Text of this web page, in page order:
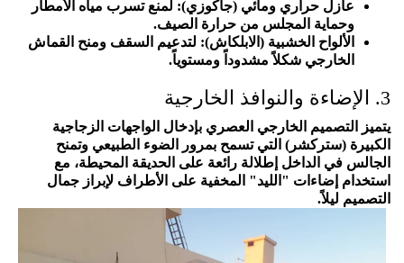
عازل حراري ومائي (جاكوزي): لمنع تسرب مياه الأمطار
وحماية المجلس من حرارة الصيف.
الألواح الخشبية (الابلكاش): لتدعيم السقف ومنح القماش
الخارجي شكلاً مشدوداً ومستوياً.
يتميز التصميم الخارجي العصري بإدخال الواجهات الزجاجية
الكبيرة (ستركشر) التي تسمح بمرور الضوء الطبيعي وتمنح
الجالس في الداخل إطلالة رائعة على الحديقة المحيطة، مع
استخدام إضاءات "الليد" المخفية على الأطراف لإبراز جمال
التصميم ليلاً.